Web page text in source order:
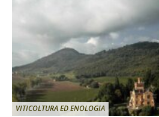
VITICOLTURA ED ENOLOGIA